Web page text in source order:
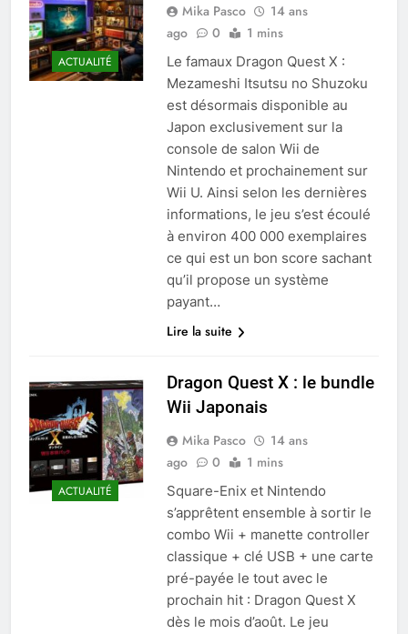
ACTUALITÉ
Mika Pasco
14 ans
ago
0 1 mins
Le famaux Dragon Quest X :
Mezameshi Itsutsu no Shuzoku
est désormais disponible au
Japon exclusivement sur la
console de salon Wii de
Nintendo et prochainement sur
Wii U. Ainsi selon les dernières
informations, le jeu s’est écoulé
à environ 400 000 exemplaires
ce qui est un bon score sachant
qu’il propose un système
payant…
Lire la suite
ACTUALITÉ
Dragon Quest X : le bundle
Wii Japonais
Mika Pasco
14 ans
ago
0 1 mins
Square-Enix et Nintendo
s’apprêtent ensemble à sortir le
combo Wii + manette controller
classique + clé USB + une carte
pré-payée le tout avec le
prochain hit : Dragon Quest X
dès le mois d’août. Le jeu